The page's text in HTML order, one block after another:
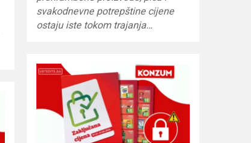
svakodnevne potrepštine cijene
ostaju iste tokom trajanja…